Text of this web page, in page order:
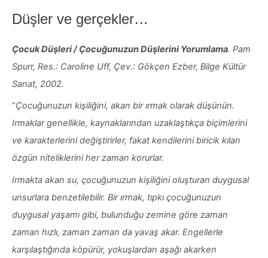
Düşler ve gerçekler…
Çocuk Düşleri / Çocuğunuzun Düşlerini Yorumlama. Pam
Spurr, Res.: Caroline Uff, Çev.: Gökçen Ezber, Bilge Kültür
Sanat, 2002.
“Çocuğunuzun kişiliğini, akan bir ırmak olarak düşünün.
Irmaklar genellikle, kaynaklarından uzaklaştıkça biçimlerini
ve karakterlerini değiştirirler, fakat kendilerini biricik kılan
özgün niteliklerini her zaman korurlar.
Irmakta akan su, çocuğunuzun kişiliğini oluşturan duygusal
unsurlara benzetilebilir. Bir ırmak, tıpkı çocuğunuzun
duygusal yaşamı gibi, bulunduğu zemine göre zaman
zaman hızlı, zaman zaman da yavaş akar. Engellerle
karşılaştığında köpürür, yokuşlardan aşağı akarken